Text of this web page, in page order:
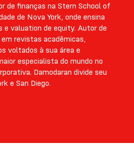
de finanças na Stern School of
de Nova York, onde ensina
e valuation de equity. Autor de
revistas acadêmicas,
voltados à sua área e
especialista do mundo no
Damodaran divide seu
e San Diego.